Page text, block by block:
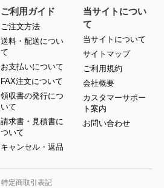
特定商取引表記
ご利用ガイド
ご注文方法
送料・配送につい
て
お支払いについて
FAX注文について
領収書の発行につ
いて
請求書・見積書に
ついて
キャンセル・返品
当サイトについ
て
当サイトについて
サイトマップ
ご利用規約
会社概要
カスタマーサポー
ト案内
お問い合わせ